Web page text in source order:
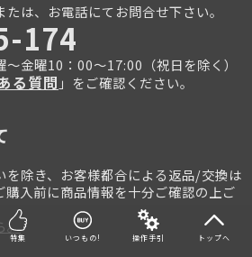
特集 いつもの! 操作手引 トップへ
たは、お電話にてお問合せ下さい。
174
～金曜10：00～17:00（祝日を除く）
る質問 」をご確認ください。
を除き、お客様都合による返品/交換は
購入前に商品情報を十分ご確認の上ご
。